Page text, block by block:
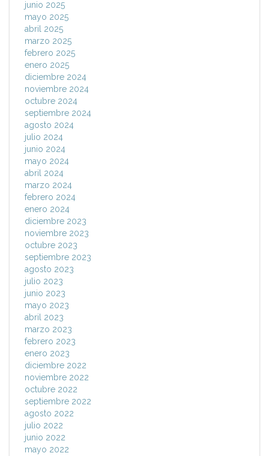
junio 2025
mayo 2025
abril 2025
marzo 2025
febrero 2025
enero 2025
diciembre 2024
noviembre 2024
octubre 2024
septiembre 2024
agosto 2024
julio 2024
junio 2024
mayo 2024
abril 2024
marzo 2024
febrero 2024
enero 2024
diciembre 2023
noviembre 2023
octubre 2023
septiembre 2023
agosto 2023
julio 2023
junio 2023
mayo 2023
abril 2023
marzo 2023
febrero 2023
enero 2023
diciembre 2022
noviembre 2022
octubre 2022
septiembre 2022
agosto 2022
julio 2022
junio 2022
mayo 2022